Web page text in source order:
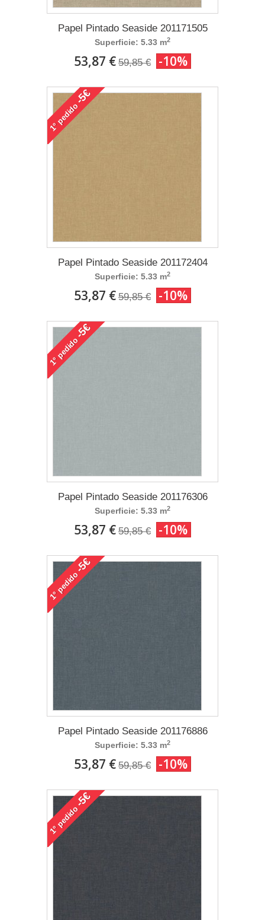
Papel Pintado Seaside 201171505
Superficie: 5.33 m2
53,87 € 59,85 € -10%
1°
pedido
-5€
Papel Pintado Seaside 201172404
Superficie: 5.33 m2
53,87 € 59,85 € -10%
1°
pedido
-5€
Papel Pintado Seaside 201176306
Superficie: 5.33 m2
53,87 € 59,85 € -10%
1°
pedido
-5€
Papel Pintado Seaside 201176886
Superficie: 5.33 m2
53,87 € 59,85 € -10%
1°
pedido
-5€